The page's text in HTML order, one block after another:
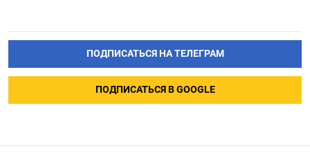
ПОДПИСАТЬСЯ НА ТЕЛЕГРАМ
ПОДПИСАТЬСЯ В GOOGLE